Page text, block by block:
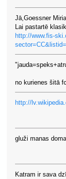
Jā,Goessner
Lai pastartē
http://www.fis-
no kurienes šitā
http://
gluži manas
Katram ir sava